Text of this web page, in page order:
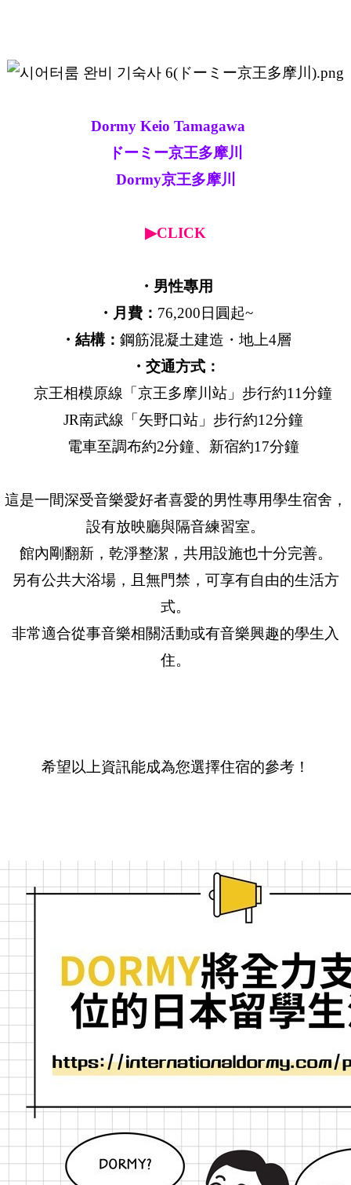
Dormy Keio Tamagawa
ドーミー京王多摩川
Dormy京王多摩川
▶CLICK
・男性專用
・月費： 76,200日圓起~
・結構： 鋼筋混凝土建造・地上4層
・交通方式：
京王相模原線「京王多摩川站」步行約11分鐘
JR南武線「矢野口站」步行約12分鐘
電車至調布約2分鐘、新宿約17分鐘
這是一間深受音樂愛好者喜愛的男性專用學生宿舍，
設有放映廳與隔音練習室。
館內剛翻新，乾淨整潔，共用設施也十分完善。
另有公共大浴場，且無門禁，可享有自由的生活方
式。
非常適合從事音樂相關活動或有音樂興趣的學生入
住。
希望以上資訊能成為您選擇住宿的參考！